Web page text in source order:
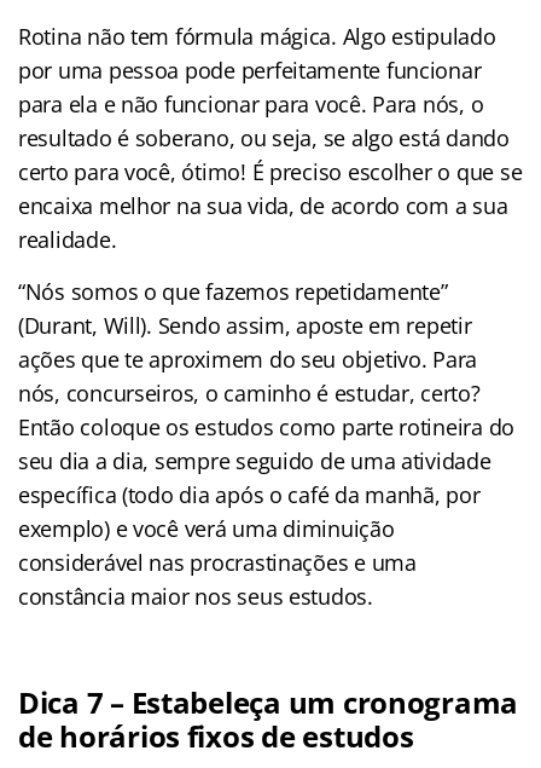
Rotina não tem fórmula mágica. Algo estipulado
por uma pessoa pode perfeitamente funcionar
para ela e não funcionar para você. Para nós, o
resultado é soberano, ou seja, se algo está dando
certo para você, ótimo! É preciso escolher o que se
encaixa melhor na sua vida, de acordo com a sua
realidade.
“Nós somos o que fazemos repetidamente”
(Durant, Will). Sendo assim, aposte em repetir
ações que te aproximem do seu objetivo. Para
nós, concurseiros, o caminho é estudar, certo?
Então coloque os estudos como parte rotineira do
seu dia a dia, sempre seguido de uma atividade
específica (todo dia após o café da manhã, por
exemplo) e você verá uma diminuição
considerável nas procrastinações e uma
constância maior nos seus estudos.
Dica 7 – Estabeleça um cronograma
de horários fixos de estudos